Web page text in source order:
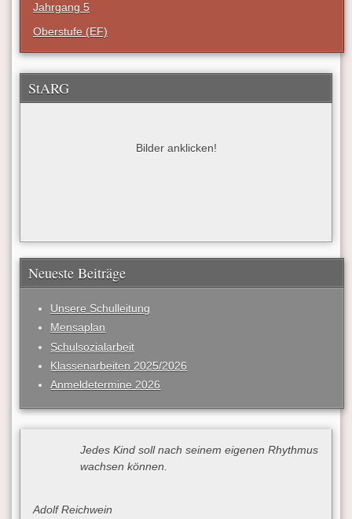
Jahrgang 5
Oberstufe (EF)
StARG
Bilder anklicken!
Neueste Beiträge
Unsere Schulleitung
Mensaplan
Schulsozialarbeit
Klassenarbeiten 2025/2026
Anmeldetermine 2026
Jedes Kind soll nach seinem eigenen Rhythmus
wachsen können.
Adolf Reichwein